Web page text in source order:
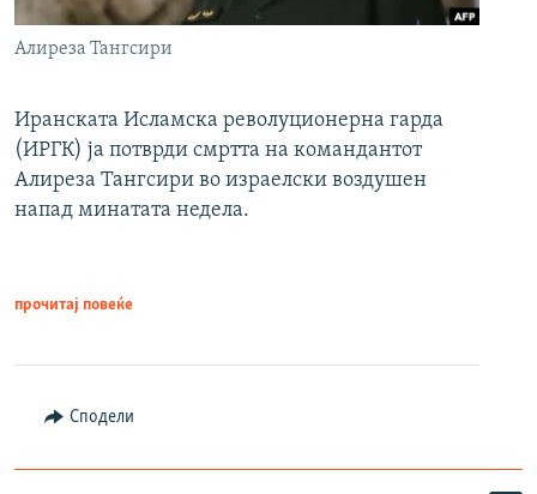
Алиреза Тангсири
Иранската Исламска револуционерна гарда
(ИРГК) ја потврди смртта на командантот
Алиреза Тангсири во израелски воздушен
напад минатата недела.
прочитај повеќе
Сподели